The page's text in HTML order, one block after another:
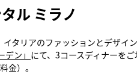
ル ミラノ
タリアのファッションとデザイ
デン」 にて、3コースディナーをご
金）。